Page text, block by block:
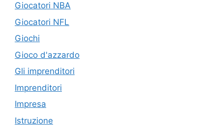
Giocatori NBA
Giocatori NFL
Giochi
Gioco d'azzardo
Gli imprenditori
Imprenditori
Impresa
Istruzione